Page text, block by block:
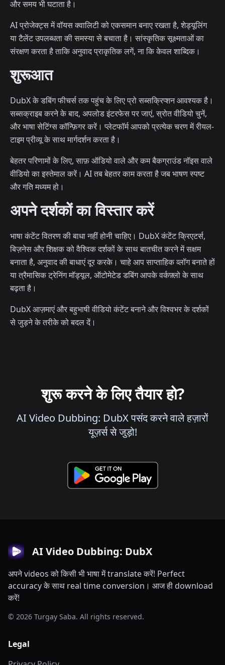
और समय भी घटाता है।
AI प्रोजेक्ट्स में वॉयस क्वालिटी को एकसमान बनाए रखता है, शेड्यूलिंग
या टैलेंट उपलब्धता की समस्या से बचाता है। सांस्कृतिक सूक्ष्मताओं का
संरक्षण करता है ताकि अनुवाद प्राकृतिक लगें, ना कि केवल शाब्दिक।
शुरूआत
DubX के डबिंग फीचर्स तक पहुंच के लिए प्रो सब्सक्रिप्शन आवश्यक है।
सब्सक्राइब करने के बाद, अपलोड इंटरफेस पर जाएं, स्रोत वीडियो चुनें,
और भाषा सेटिंग्स कॉन्फ़िगर करें। प्लेटफॉर्म आपको प्रत्येक चरण में रीयल-
टाइम प्रीव्यू के साथ मार्गदर्शन करता है।
बेहतर परिणामों के लिए, साफ़ ऑडियो वाले और कम बैकग्राउंड नॉइस वाले
वीडियो का इस्तेमाल करें। AI तब बेहतर काम करता है जब भाषण स्पष्ट
और गति मध्यम हो।
अपने दर्शकों का विस्तार करें
भाषा कंटेंट वितरण की बाधा नहीं होनी चाहिए। DubX कंटेंट क्रिएटर्स,
बिज़नेस और शिक्षक को वैश्विक दर्शकों के साथ बातचीत करने में सक्षम
बनाता है, अनुवाद की बाधाएं दूर करके। चाहे आप साप्ताहिक व्लॉग बनाते हों
या त्रैमासिक ट्रेनिंग मॉड्यूल, ऑटोमेटेड डबिंग आपके वर्कफ़्लो के साथ
बढ़ता है।
DubX आज़माएं और बहुभाषी वीडियो कंटेंट बनाने और विश्वभर के दर्शकों
से जुड़ने के तरीके को बदल दें।
शुरू करने के लिए तैयार हो?
AI Video Dubbing: DubX पसंद करने वाले हज़ारों
यूज़र्स से जुड़ो!
AI Video Dubbing: DubX
अपने videos को किसी भी भाषा में translate करें! Perfect
accuracy के साथ real time conversion। आज ही download
करें!
© 2026 Turgay Saba. All rights reserved.
Legal